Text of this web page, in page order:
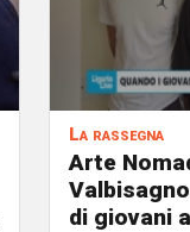
La rassegna
Arte
di giovani